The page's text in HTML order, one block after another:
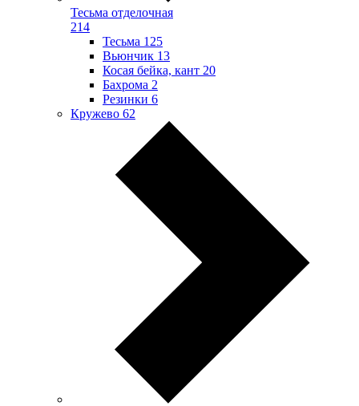
Тесьма отделочная
214
Тесьма 125
Вьюнчик 13
Косая бейка, кант 20
Бахрома 2
Резинки 6
Кружево 62